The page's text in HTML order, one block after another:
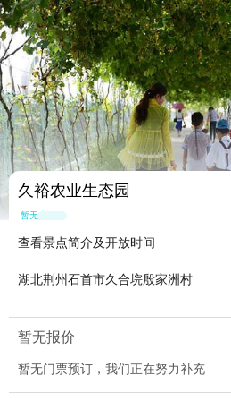
久裕农业生态园
暂无点评
查看景点简介及开放时间
湖北荆州石首市久合垸殷家洲村
暂无报价
暂无门票预订，我们正在努力补充
